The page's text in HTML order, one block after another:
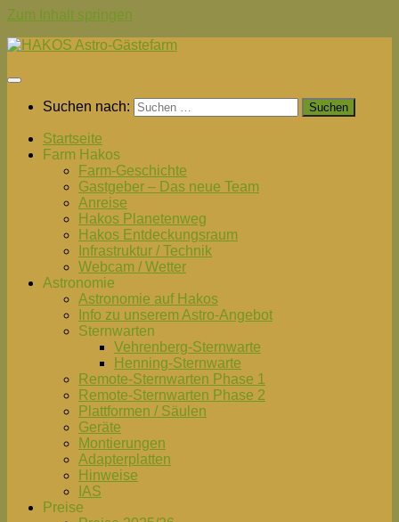
Zum Inhalt springen
Suchen nach:
Startseite
Farm Hakos
Farm-Geschichte
Gastgeber – Das neue Team
Anreise
Hakos Planetenweg
Hakos Entdeckungsraum
Infrastruktur / Technik
Webcam / Wetter
Astronomie
Astronomie auf Hakos
Info zu unserem Astro-Angebot
Sternwarten
Vehrenberg-Sternwarte
Henning-Sternwarte
Remote-Sternwarten Phase 1
Remote-Sternwarten Phase 2
Plattformen / Säulen
Geräte
Montierungen
Adapterplatten
Hinweise
IAS
Preise